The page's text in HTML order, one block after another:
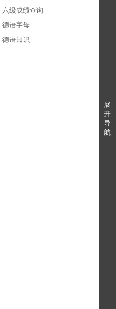
六级成绩查询
德语字母
德语知识
展
开
导
航